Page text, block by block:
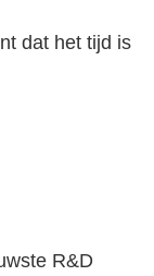
dat het tijd is
R&D